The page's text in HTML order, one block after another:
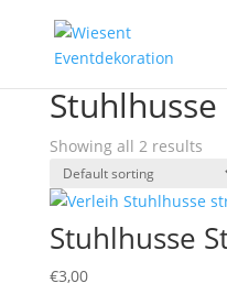
Showing all 2 results
Stuhlhusse
€3,00